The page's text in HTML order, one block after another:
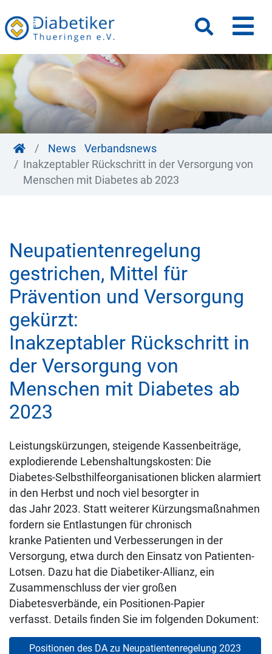
News
Verbandsnews
Inakzeptabler Rückschritt in der Versorgung von
Menschen mit Diabetes ab 2023
Neupatientenregelung
gestrichen, Mittel für
Prävention und Versorgung
gekürzt:
Inakzeptabler Rückschritt in
der Versorgung von
Menschen mit Diabetes ab
2023
Leistungskürzungen, steigende Kassenbeiträge,
explodierende Lebenshaltungskosten: Die
Diabetes-Selbsthilfeorganisationen blicken alarmiert
in den Herbst und noch viel besorgter in
das Jahr 2023. Statt weiterer Kürzungsmaßnahmen
fordern sie Entlastungen für chronisch
kranke Patienten und Verbesserungen in der
Versorgung, etwa durch den Einsatz von Patienten-
Lotsen. Dazu hat die Diabetiker-Allianz, ein
Zusammenschluss der vier großen
Diabetesverbände, ein Positionen-Papier
verfasst. Details finden Sie im folgenden Dokument:
Positionen des DA zu Neupatientenregelung 2023